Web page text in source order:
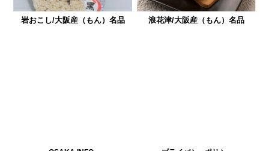
岩おこし/大阪産（もん）名品 浪花津/大阪産（もん）名品